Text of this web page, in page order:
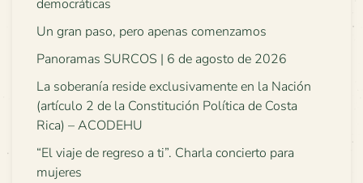
democráticas
Un gran paso, pero apenas comenzamos
Panoramas SURCOS | 6 de agosto de 2026
La soberanía reside exclusivamente en la Nación
(artículo 2 de la Constitución Política de Costa
Rica) – ACODEHU
“El viaje de regreso a ti”. Charla concierto para
mujeres